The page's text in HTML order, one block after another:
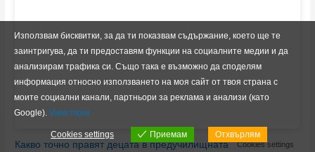
Какво точно правят децата в предучилищната група?by Iva-
Използвам бисквитки, за да ти показвам съдържание, което ще те
заинтригува, да ти предоставям функции на социалните медии и да
анализирам трафика си. Също така е възможно да споделям
информация относно използването на моя сайт от твоя страна с
моите социални канали, партньори за реклама и анализи (като
Google). View more
Cookies settings Приемам Отхвърлям
Cookies settings